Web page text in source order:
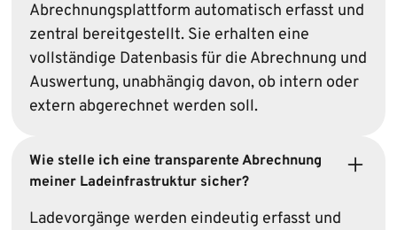
Abrechnungsplattform automatisch erfasst und
zentral bereitgestellt. Sie erhalten eine
vollständige Datenbasis für die Abrechnung und
Auswertung, unabhängig davon, ob intern oder
extern abgerechnet werden soll.
Wie stelle ich eine transparente Abrechnung
meiner Ladeinfrastruktur sicher?
Ladevorgänge werden eindeutig erfasst und